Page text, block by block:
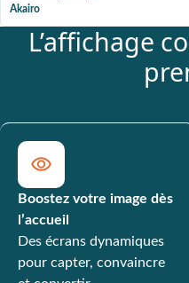
Akairo
L’affichage
Boostez votre image dès
l’accueil
Des écrans dynamiques
pour capter, convaincre